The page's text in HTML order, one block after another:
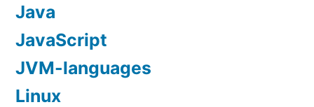
Java
JavaScript
JVM-languages
Linux